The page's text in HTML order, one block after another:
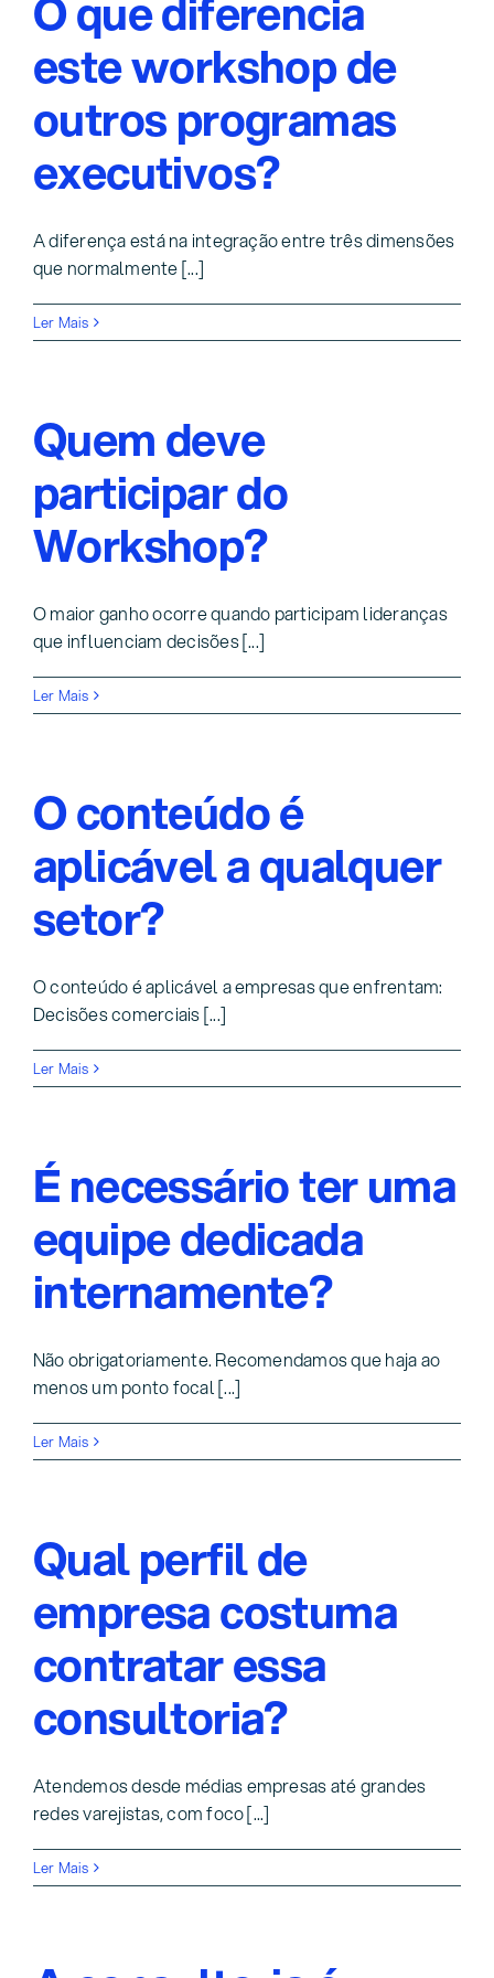
O que diferencia
este workshop de
outros programas
executivos?
A diferença está na integração entre três dimensões
que normalmente [...]
Ler Mais
Quem deve
participar do
Workshop?
O maior ganho ocorre quando participam lideranças
que influenciam decisões [...]
Ler Mais
O conteúdo é
aplicável a qualquer
setor?
O conteúdo é aplicável a empresas que enfrentam:
Decisões comerciais [...]
Ler Mais
É necessário ter uma
equipe dedicada
internamente?
Não obrigatoriamente. Recomendamos que haja ao
menos um ponto focal [...]
Ler Mais
Qual perfil de
empresa costuma
contratar essa
consultoria?
Atendemos desde médias empresas até grandes
redes varejistas, com foco [...]
Ler Mais